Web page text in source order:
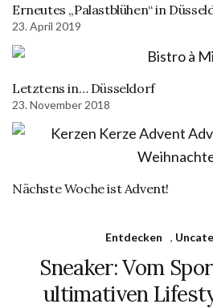
Erneutes „Palastblühen“ in
23. April 2019
Letztens in… Düsseldorf
23. November 2018
Nächste Woche ist Advent!
Entdecken ,
Sneaker: Vom
ultimativen